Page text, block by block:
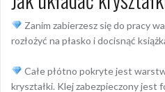
Zanim zabierzesz się do pracy
rozłożyć na płasko i docisnąć
Całe płótno pokryte jest
kryształki. Klej zabezpieczony jest